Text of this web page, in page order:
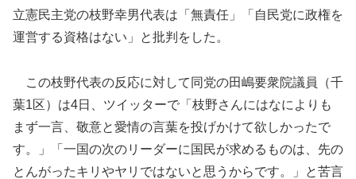
立憲民主党の枝野幸男代表は「無責任」「自民党に政権を
運営する資格はない」と批判をした。
この枝野代表の反応に対して同党の田嶋要衆院議員（千
葉1区）は4日、ツイッターで「枝野さんにはなによりも
まず一言、敬意と愛情の言葉を投げかけて欲しかったで
す。」「一国の次のリーダーに国民が求めるものは、先の
とんがったキリやヤリではないと思うからです。」と苦言